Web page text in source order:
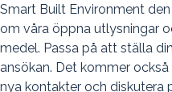
Smart Built Environment
om våra öppna utlysningar
medel. Passa på att ställa
ansökan. Det kommer
nya kontakter och diskutera